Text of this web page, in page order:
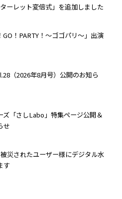
ーレット変倍式」を追加しました
！PARTY！～ゴゴパリ～」出演
（2026年8月号）公開のお知ら
ズ「さしLabo」特集ページ公開＆
せ
災されたユーザー様にデジタル水
す